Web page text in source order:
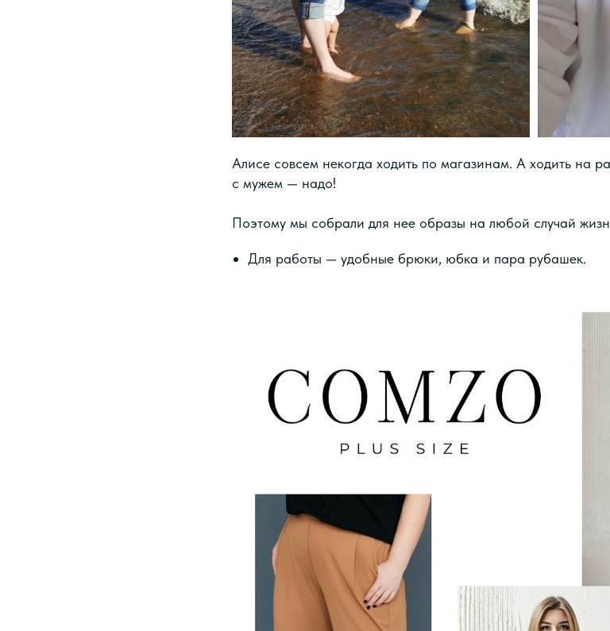
Алисе совсем некогда ходить по магазинам. А ходить на
с мужем — надо!
Поэтому мы собрали для нее образы на любой случай
Для работы — удобные брюки, юбка и пара рубашек.